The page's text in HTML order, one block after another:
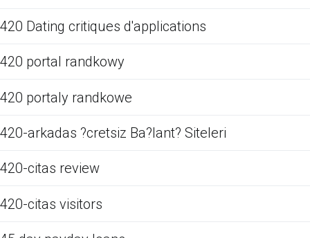
420 Dating critiques d'applications
420 portal randkowy
420 portaly randkowe
420-arkadas ?cretsiz Ba?lant? Siteleri
420-citas review
420-citas visitors